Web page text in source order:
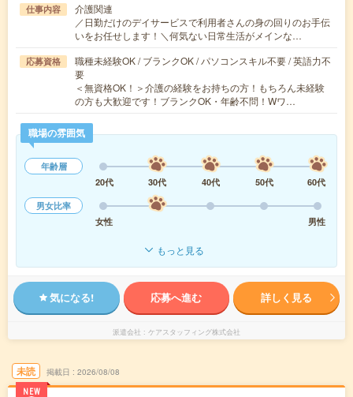
仕事内容
介護関連
／日勤だけのデイサービスで利用者さんの身の回りのお手伝
いをお任せします！＼何気ない日常生活がメインな…
応募資格
職種未経験OK / ブランクOK / パソコンスキル不要 / 英語力不
要
＜無資格OK！＞介護の経験をお持ちの方！もちろん未経験
の方も大歓迎です！ブランクOK・年齢不問！Wワ…
職場の雰囲気
年齢層
20代
30代 40代 50代
60代
男女比率
女性
男性
もっと見る
気になる! 応募へ進む 詳しく見る
派遣会社 ケアスタッフィング株式会社
未読
NEW
掲載日 2026/08/08